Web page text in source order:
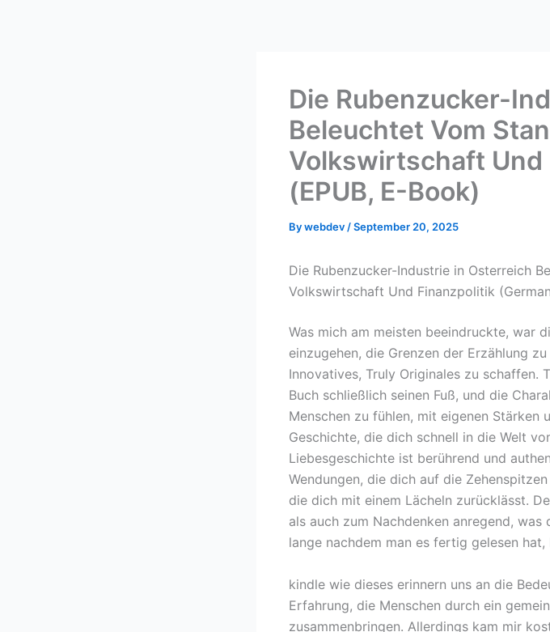
Die Rubenzucker-
Beleuchtet Vom
Volkswirtschaft Und
(EPUB, E-Book)
Bywebdev /September 20, 2025
Die Rubenzucker-Industrie in Osterreich
Volkswirtschaft Und Finanzpolitik
Was mich am meisten beeindruckte, war
einzugehen, die Grenzen der Erzählung
Innovatives, Truly Originales zu schaffen.
Buch schließlich seinen Fuß, und die
Menschen zu fühlen, mit eigenen Stärken
Geschichte, die dich schnell in die Welt
Liebesgeschichte ist berührend und
Wendungen, die dich auf die
die dich mit einem Lächeln zurücklässt.
als auch zum Nachdenken anregend,
lange nachdem man es fertig gelesen
kindle wie dieses erinnern uns an die
Erfahrung, die Menschen durch ein
zusammenbringen. Allerdings kam mir